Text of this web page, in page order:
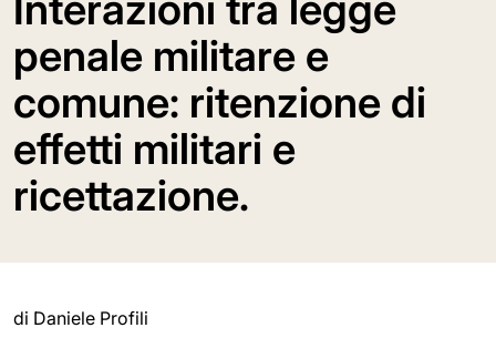
penale militare e
comune: ritenzione di
effetti militari e
ricettazione.
di Daniele Profili